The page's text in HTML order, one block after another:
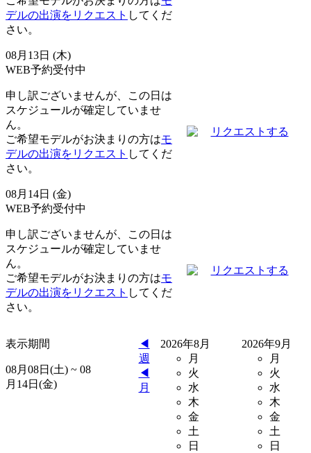
デルの出演をリクエスト してくだ
さい。
08月13日 (木)
WEB予約受付中
申し訳ございませんが、この日は
スケジュールが確定していませ
ん。
ご希望モデルがお決まりの方はモ
デルの出演をリクエスト してくだ
さい。
リクエストする
08月14日 (金)
WEB予約受付中
申し訳ございませんが、この日は
スケジュールが確定していませ
ん。
ご希望モデルがお決まりの方はモ
デルの出演をリクエスト してくだ
さい。
リクエストする
表示期間
08月08日(土) ~ 08
月14日(金)
◀︎
週
◀︎
月
2026年8月
月
火
水
木
金
土
日
2026年9月
月
火
水
木
金
土
日